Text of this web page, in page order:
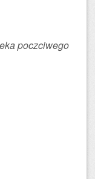
poczciwego